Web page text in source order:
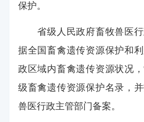
保护。
省级人民政府畜牧兽医行
据全国畜禽遗传资源保护和
政区域内畜禽遗传资源状况
级畜禽遗传资源保护名录，
兽医行政主管部门备案。